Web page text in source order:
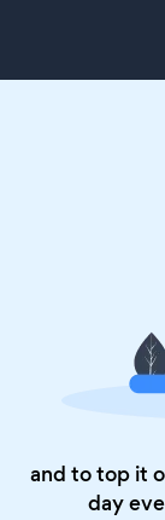
and to top it
day